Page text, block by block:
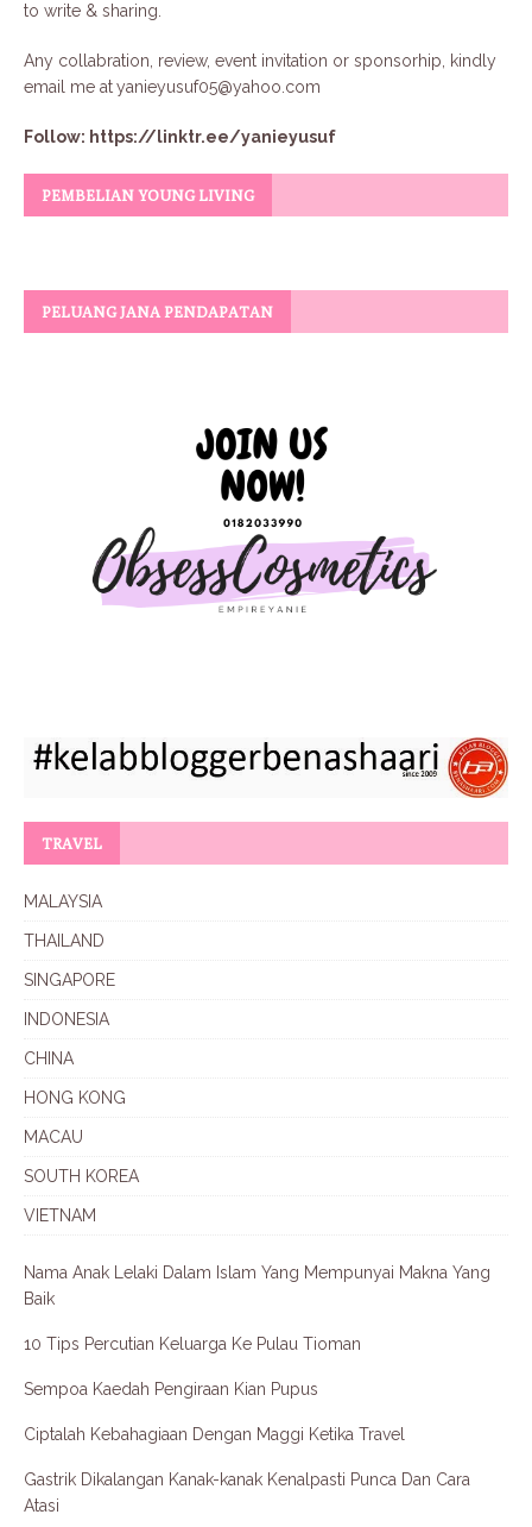
to write & sharing.
Any collabration, review, event invitation or sponsorhip, kindly
email me atyanieyusuf05@yahoo.com
Follow: https://linktr.ee/yanieyusuf
PEMBELIAN YOUNG LIVING
PELUANG JANA PENDAPATAN
TRAVEL
MALAYSIA
THAILAND
SINGAPORE
INDONESIA
CHINA
HONG KONG
MACAU
SOUTH KOREA
VIETNAM
Nama Anak Lelaki Dalam Islam Yang Mempunyai Makna Yang
Baik
10 Tips Percutian Keluarga Ke Pulau Tioman
Sempoa Kaedah Pengiraan Kian Pupus
Ciptalah Kebahagiaan Dengan Maggi Ketika Travel
Gastrik Dikalangan Kanak-kanak Kenalpasti Punca Dan Cara
Atasi